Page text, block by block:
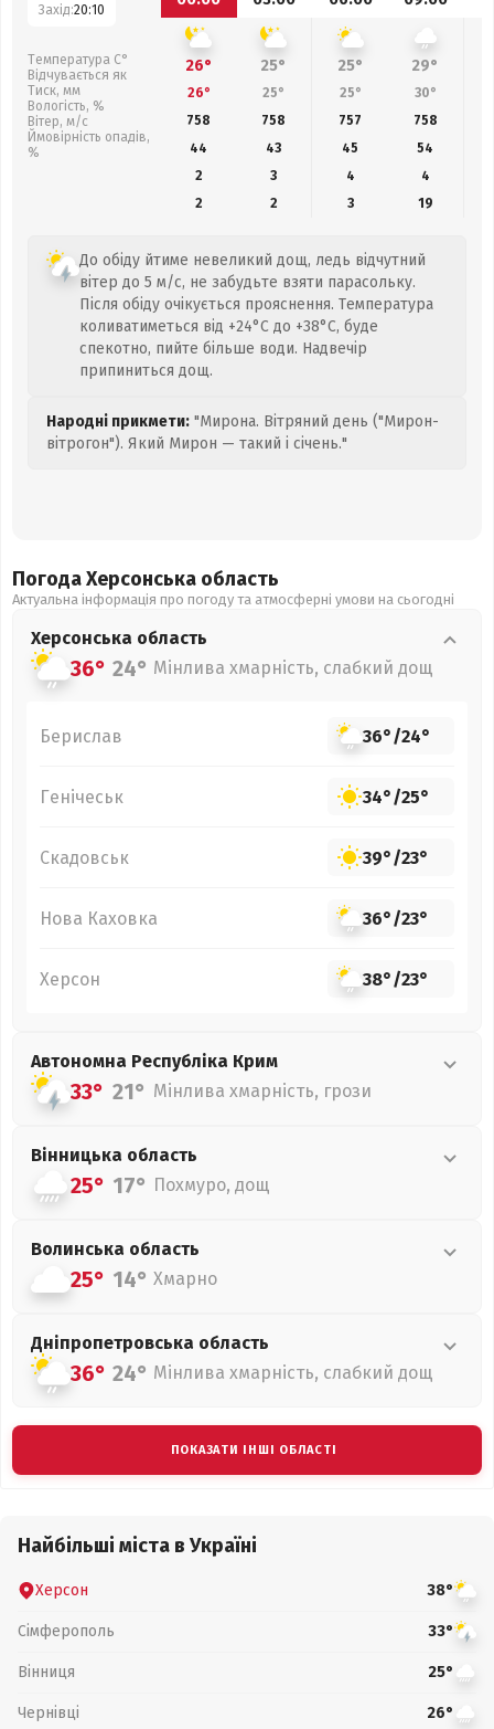
Захід:20:10
Температура С°
Відчувається як
Тиск, мм
Вологість, %
Вітер, м/с
Ймовірність опадів,
%
26° 25° 25° 29°
26° 25° 25° 30°
758
758 757 758
44
43 45 54
2
3 4
4
2
2 3 19
До обіду йтиме невеликий дощ, ледь відчутний
вітер до 5 м/с, не забудьте взяти парасольку.
Після обіду очікується прояснення. Температура
коливатиметься від +24°C до +38°C, буде
спекотно, пийте більше води. Надвечір
припиниться дощ.
Народні прикмети: "Мирона. Вітряний день ("Мирон-
вітрогон"). Який Мирон — такий і січень."
Погода Херсонська область
Актуальна інформація про погоду та атмосферні умови на сьогодні
Херсонська область
36° 24° Мінлива хмарність, слабкий дощ
Берислав 36°/24°
Генічеськ 34°/25°
Скадовськ 39°/23°
Нова Каховка 36°/23°
Херсон 38°/23°
Автономна Республіка Крим
33° 21° Мінлива хмарність, грози
Вінницька область
25° 17° Похмуро, дощ
Волинська область
25° 14° Хмарно
Дніпропетровська область
36° 24° Мінлива хмарність, слабкий дощ
ПОКАЗАТИ ІНШІ ОБЛАСТІ
Найбільші міста в Україні
Херсон 38°
Сімферополь 33°
Вінниця 25°
Чернівці 26°